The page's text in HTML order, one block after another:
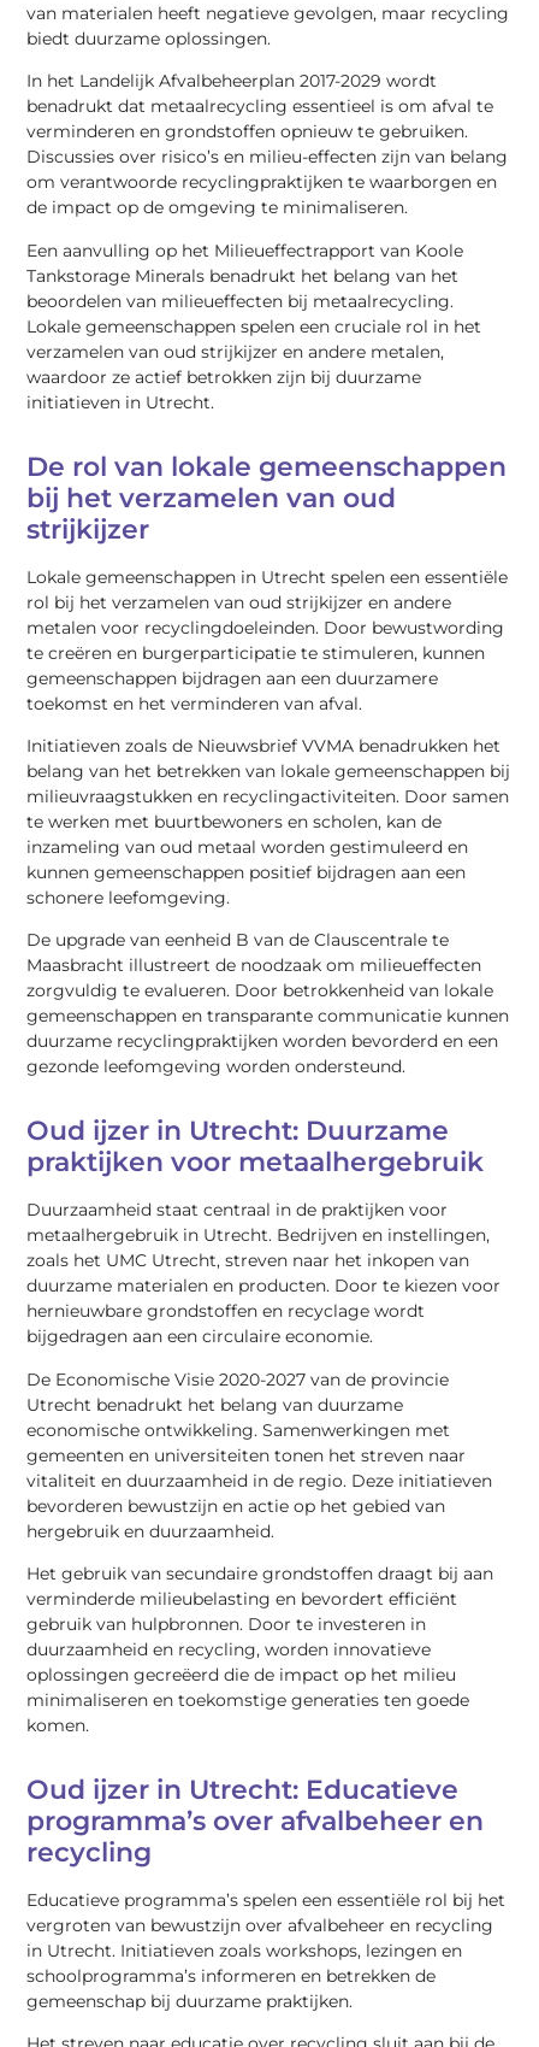
van materialen heeft negatieve gevolgen, maar recycling
biedt duurzame oplossingen.
In het Landelijk Afvalbeheerplan 2017-2029 wordt
benadrukt dat metaalrecycling essentieel is om afval te
verminderen en grondstoffen opnieuw te gebruiken.
Discussies over risico’s en milieu-effecten zijn van belang
om verantwoorde recyclingpraktijken te waarborgen en
de impact op de omgeving te minimaliseren.
Een aanvulling op het Milieueffectrapport van Koole
Tankstorage Minerals benadrukt het belang van het
beoordelen van milieueffecten bij metaalrecycling.
Lokale gemeenschappen spelen een cruciale rol in het
verzamelen van oud strijkijzer en andere metalen,
waardoor ze actief betrokken zijn bij duurzame
initiatieven in Utrecht.
De rol van lokale gemeenschappen
bij het verzamelen van oud
strijkijzer
Lokale gemeenschappen in Utrecht spelen een essentiële
rol bij het verzamelen van oud strijkijzer en andere
metalen voor recyclingdoeleinden. Door bewustwording
te creëren en burgerparticipatie te stimuleren, kunnen
gemeenschappen bijdragen aan een duurzamere
toekomst en het verminderen van afval.
Initiatieven zoals de Nieuwsbrief VVMA benadrukken het
belang van het betrekken van lokale gemeenschappen bij
milieuvraagstukken en recyclingactiviteiten. Door samen
te werken met buurtbewoners en scholen, kan de
inzameling van oud metaal worden gestimuleerd en
kunnen gemeenschappen positief bijdragen aan een
schonere leefomgeving.
De upgrade van eenheid B van de Clauscentrale te
Maasbracht illustreert de noodzaak om milieueffecten
zorgvuldig te evalueren. Door betrokkenheid van lokale
gemeenschappen en transparante communicatie kunnen
duurzame recyclingpraktijken worden bevorderd en een
gezonde leefomgeving worden ondersteund.
Oud ijzer in Utrecht: Duurzame
praktijken voor metaalhergebruik
Duurzaamheid staat centraal in de praktijken voor
metaalhergebruik in Utrecht. Bedrijven en instellingen,
zoals het UMC Utrecht, streven naar het inkopen van
duurzame materialen en producten. Door te kiezen voor
hernieuwbare grondstoffen en recyclage wordt
bijgedragen aan een circulaire economie.
De Economische Visie 2020-2027 van de provincie
Utrecht benadrukt het belang van duurzame
economische ontwikkeling. Samenwerkingen met
gemeenten en universiteiten tonen het streven naar
vitaliteit en duurzaamheid in de regio. Deze initiatieven
bevorderen bewustzijn en actie op het gebied van
hergebruik en duurzaamheid.
Het gebruik van secundaire grondstoffen draagt bij aan
verminderde milieubelasting en bevordert efficiënt
gebruik van hulpbronnen. Door te investeren in
duurzaamheid en recycling, worden innovatieve
oplossingen gecreëerd die de impact op het milieu
minimaliseren en toekomstige generaties ten goede
komen.
Oud ijzer in Utrecht: Educatieve
programma’s over afvalbeheer en
recycling
Educatieve programma’s spelen een essentiële rol bij het
vergroten van bewustzijn over afvalbeheer en recycling
in Utrecht. Initiatieven zoals workshops, lezingen en
schoolprogramma’s informeren en betrekken de
gemeenschap bij duurzame praktijken.